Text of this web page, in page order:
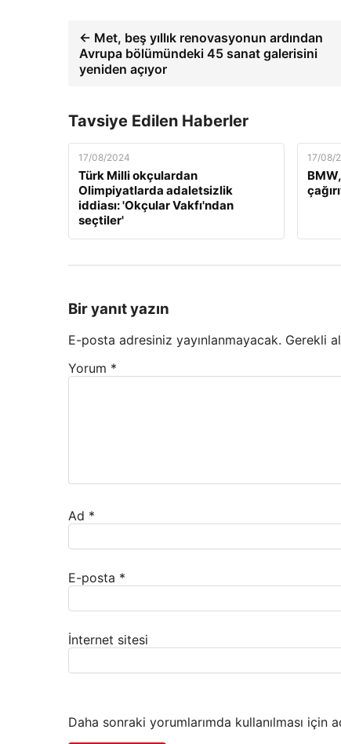
← Met, beş yıllık renovasyonun ardından
Avrupa bölümündeki 45 sanat galerisini
yeniden açıyor
Tavsiye Edilen Haberler
17/08/2024
Türk Milli okçulardan
Olimpiyatlarda adaletsizlik
iddiası: 'Okçular Vakfı'ndan
seçtiler'
17/08/
Bir yanıt yazın
E-posta adresiniz yayınlanmayacak. Gerekli
Yorum *
Ad *
E-posta *
İnternet sitesi
Daha sonraki yorumlarımda kullanılması